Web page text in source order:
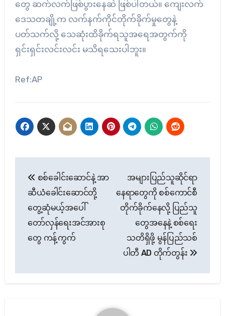
တွေ ဆက်လက်ဖြစ်ပွားနေဆဲ ဖြစ်ပါတယ်။ ကျေးလက်
ဒေသတချို့က လက်နက်ကိုင်တိုက်ခိုက်မှုတွေနဲ့
ပတ်သက်လို့ သေဆုံးထိခိုက်ရသူအရေအတွက်ကို
ရှင်းရှင်းလင်းလင်း မသိရသေးပါဘူး။
Ref:AP
navigation
စစ်ခေါင်းဆောင်နဲ့ အာ
ဆီယံခေါင်းဆောင်တို့
တွေ့ဆုံမယ့်အပေါ်
တော်လှန်ရေးအင်အားစု
တွေ ကန့်ကွက်
အများပြည်သူဆိုင်ရာ
နေရာတွေကို စစ်ကောင်စီ
တိုက်ခိုက်နေလို့ ပြည်သူ
တွေအနေနဲ့ စစ်ရေး
သတိရှိဖို့ မွန်ပြည်သစ်
ပါတီ AD တိုက်တွန်း